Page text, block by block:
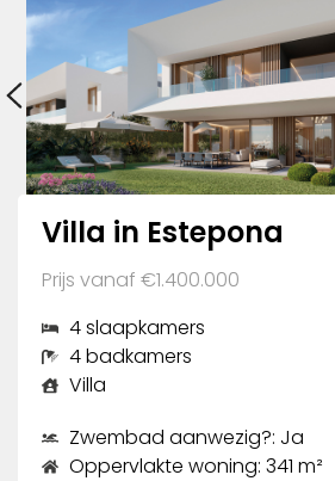
Villa in Estepona
Prijs vanaf €1.400.000
4 slaapkamers
4 badkamers
Villa
Zwembad aanwezig?: Ja
Oppervlakte woning: 341 m²